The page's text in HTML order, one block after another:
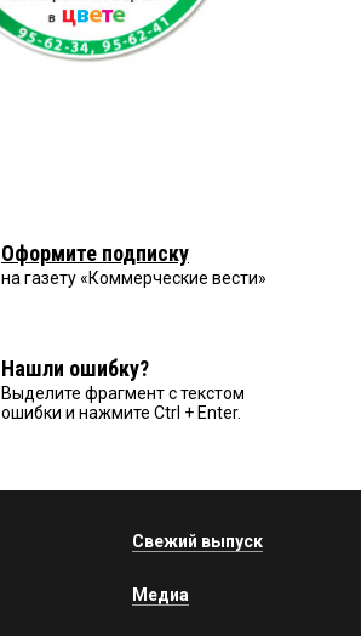
Оформите подписку
на газету «Коммерческие вести»
Нашли ошибку?
Выделите фрагмент с текстом
ошибки и нажмите Ctrl + Enter.
Свежий выпуск
Медиа